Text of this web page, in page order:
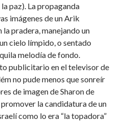
paz). La propaganda
imágenes de un Arik
pradera, manejando un
cielo límpido, o sentado
melodía de fondo.
publicitario en el televisor de
no pude menos que sonreír
de imagen de Sharon de
la candidatura de un
como lo era “la topadora”